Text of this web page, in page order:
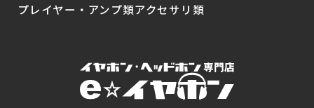
プレイヤー・アンプ類アクセサリ類